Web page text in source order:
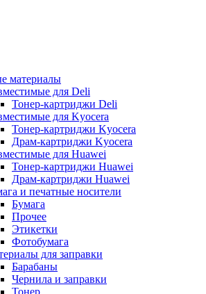
материалы
для Deli
Тонер-картриджи Deli
для Kyocera
Тонер-картриджи Kyocera
Драм-картриджи Kyocera
для Huawei
Тонер-картриджи Huawei
Драм-картриджи Huawei
и печатные носители
Бумага
Прочее
Этикетки
Фотобумага
для заправки
Барабаны
Чернила и заправки
Тонер